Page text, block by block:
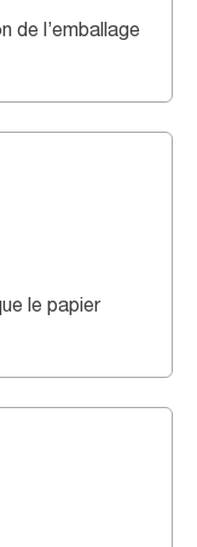
de l’emballage
le papier